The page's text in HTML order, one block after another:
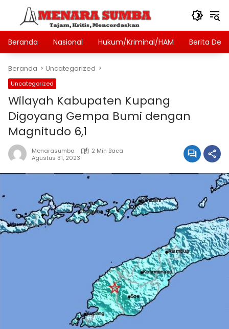
Langsung
konten
Beranda
Nasional Hukum/Kriminal/HAM Berita Desa
Beranda Uncategorized
Uncategorized
Wilayah Kabupaten Kupang
Digoyang Gempa Bumi dengan
Magnitudo 6,1
Menarasumba
2 Min Baca
Agustus 31, 2023